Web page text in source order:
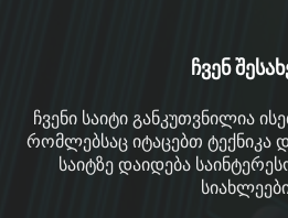
ჩვენ
ჩვენი საიტი განკუთვნილია
რომლებსაც იტაცებთ ტექნიკა
საიტზე დაიდება